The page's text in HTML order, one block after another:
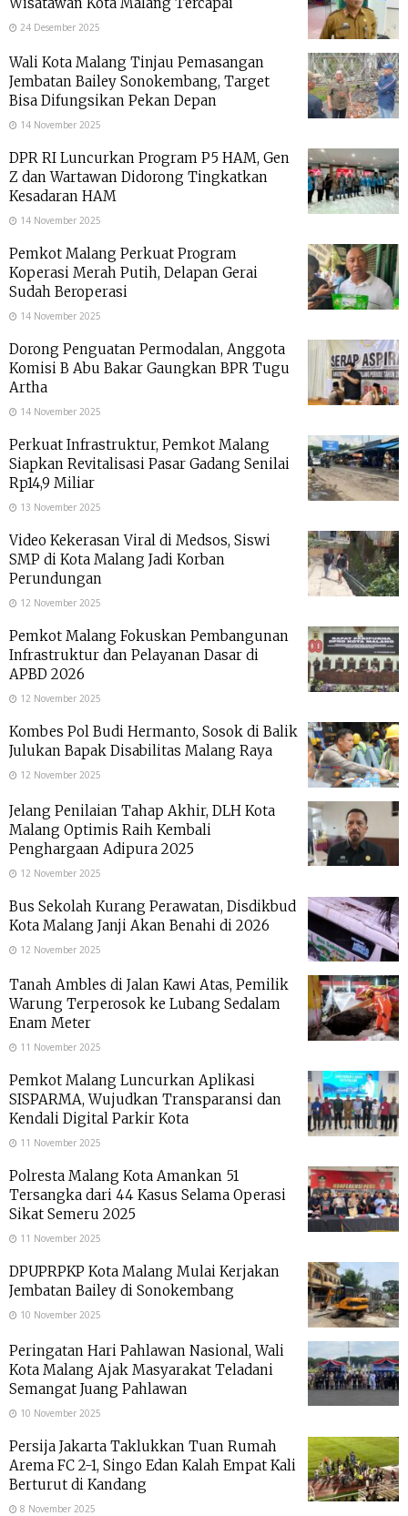
24 Desember 2025
Wali Kota Malang Tinjau Pemasangan
Jembatan Bailey Sonokembang, Target
Bisa Difungsikan Pekan Depan
14 November 2025
DPR RI Luncurkan Program P5 HAM, Gen
Z dan Wartawan Didorong Tingkatkan
Kesadaran HAM
14 November 2025
Pemkot Malang Perkuat Program
Koperasi Merah Putih, Delapan Gerai
Sudah Beroperasi
14 November 2025
Dorong Penguatan Permodalan, Anggota
Komisi B Abu Bakar Gaungkan BPR Tugu
Artha
14 November 2025
Perkuat Infrastruktur, Pemkot Malang
Siapkan Revitalisasi Pasar Gadang Senilai
Rp14,9 Miliar
13 November 2025
Video Kekerasan Viral di Medsos, Siswi
SMP di Kota Malang Jadi Korban
Perundungan
12 November 2025
Pemkot Malang Fokuskan Pembangunan
Infrastruktur dan Pelayanan Dasar di
APBD 2026
12 November 2025
Kombes Pol Budi Hermanto, Sosok di Balik
Julukan Bapak Disabilitas Malang Raya
12 November 2025
Jelang Penilaian Tahap Akhir, DLH Kota
Malang Optimis Raih Kembali
Penghargaan Adipura 2025
12 November 2025
Bus Sekolah Kurang Perawatan, Disdikbud
Kota Malang Janji Akan Benahi di 2026
12 November 2025
Tanah Ambles di Jalan Kawi Atas, Pemilik
Warung Terperosok ke Lubang Sedalam
Enam Meter
11 November 2025
Pemkot Malang Luncurkan Aplikasi
SISPARMA, Wujudkan Transparansi dan
Kendali Digital Parkir Kota
11 November 2025
Polresta Malang Kota Amankan 51
Tersangka dari 44 Kasus Selama Operasi
Sikat Semeru 2025
11 November 2025
DPUPRPKP Kota Malang Mulai Kerjakan
Jembatan Bailey di Sonokembang
10 November 2025
Peringatan Hari Pahlawan Nasional, Wali
Kota Malang Ajak Masyarakat Teladani
Semangat Juang Pahlawan
10 November 2025
Persija Jakarta Taklukkan Tuan Rumah
Arema FC 2-1, Singo Edan Kalah Empat Kali
Berturut di Kandang
8 November 2025